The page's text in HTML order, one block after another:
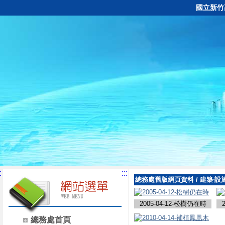
國立新
總務處首頁
:::
總務處舊版網頁資料/ 建築‧設
2005-04-12-松樹仍在時